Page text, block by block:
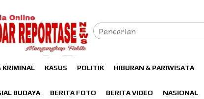
KRIMINAL KASUS POLITIK HIBURAN & PARIWISATA
BUDAYA BERITA FOTO BERITA VIDEO NASIONAL